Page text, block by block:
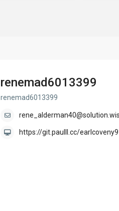
renemad6013399
renemad6013399
https://git.paulll.cc/